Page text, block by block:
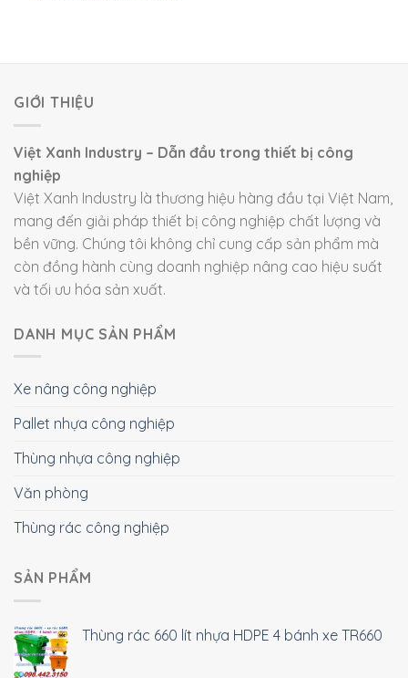
GIỚI THIỆU
Việt Xanh Industry – Dẫn đầu trong thiết bị công
nghiệp
Việt Xanh Industry là thương hiệu hàng đầu tại Việt Nam,
mang đến giải pháp thiết bị công nghiệp chất lượng và
bền vững. Chúng tôi không chỉ cung cấp sản phẩm mà
còn đồng hành cùng doanh nghiệp nâng cao hiệu suất
và tối ưu hóa sản xuất.
DANH MỤC SẢN PHẨM
Xe nâng công nghiệp
Pallet nhựa công nghiệp
Thùng nhựa công nghiệp
Văn phòng
Thùng rác công nghiệp
SẢN PHẨM
Thùng rác 660 lít nhựa HDPE 4 bánh xe TR660